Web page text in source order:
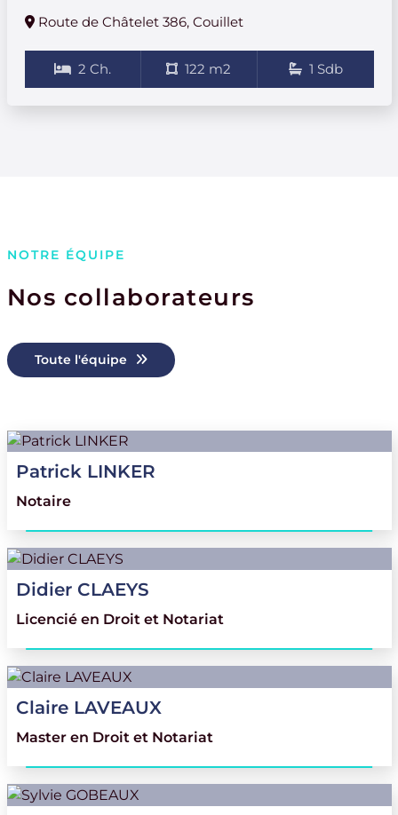
Route de Châtelet 386, Couillet
2 Ch. 122 m2 1 Sdb
NOTRE ÉQUIPE
Nos collaborateurs
Toute l'équipe
info@etudelinker.be
PatrickLINKER
Notaire
dc@etudelinker.be
071/34.90.33
DidierCLAEYS
Licencié en Droit et Notariat
claveaux@etudelinker.be
071/34.90.23
ClaireLAVEAUX
Master en Droit et Notariat